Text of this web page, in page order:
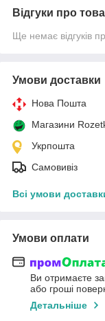
Відгуки про
Ще немає відгуків
Умови доставки
Нова Пошта
Магазини
Укрпошта
Самовивіз
Всі умови
Умови оплати
Ви отримаєте
або гроші
Детальніше